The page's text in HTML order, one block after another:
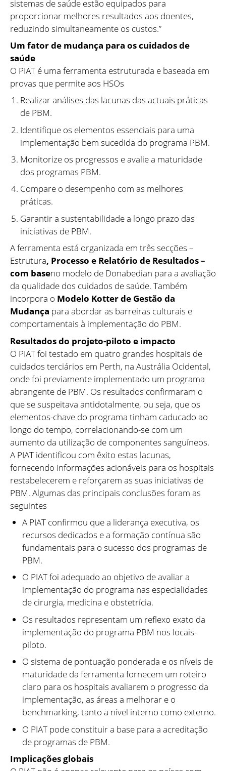
sistemas de saúde estão equipados para
proporcionar melhores resultados aos doentes,
reduzindo simultaneamente os custos.”
Um fator de mudança para os cuidados de
saúde
O PIAT é uma ferramenta estruturada e baseada em
provas que permite aos HSOs
Realizar análises das lacunas das actuais práticas
de PBM.
Identifique os elementos essenciais para uma
implementação bem sucedida do programa PBM.
Monitorize os progressos e avalie a maturidade
dos programas PBM.
Compare o desempenho com as melhores
práticas.
Garantir a sustentabilidade a longo prazo das
iniciativas de PBM.
A ferramenta está organizada em três secções –
Estrutura, Processo e Relatório de Resultados –
com baseno modelo de Donabedian para a avaliação
da qualidade dos cuidados de saúde. Também
incorpora o Modelo Kotter de Gestão da
Mudança para abordar as barreiras culturais e
comportamentais à implementação do PBM.
Resultados do projeto-piloto e impacto
O PIAT foi testado em quatro grandes hospitais de
cuidados terciários em Perth, na Austrália Ocidental,
onde foi previamente implementado um programa
abrangente de PBM. Os resultados confirmaram o
que se suspeitava antidotalmente, ou seja, que os
elementos-chave do programa tinham caducado ao
longo do tempo, correlacionando-se com um
aumento da utilização de componentes sanguíneos.
A PIAT identificou com êxito estas lacunas,
fornecendo informações acionáveis para os hospitais
restabelecerem e reforçarem as suas iniciativas de
PBM. Algumas das principais conclusões foram as
seguintes
A PIAT confirmou que a liderança executiva, os
recursos dedicados e a formação contínua são
fundamentais para o sucesso dos programas de
PBM.
O PIAT foi adequado ao objetivo de avaliar a
implementação do programa nas especialidades
de cirurgia, medicina e obstetrícia.
Os resultados representam um reflexo exato da
implementação do programa PBM nos locais-
piloto.
O sistema de pontuação ponderada e os níveis de
maturidade da ferramenta fornecem um roteiro
claro para os hospitais avaliarem o progresso da
implementação, as áreas a melhorar e o
benchmarking, tanto a nível interno como externo.
O PIAT pode constituir a base para a acreditação
de programas de PBM.
Implicações globais